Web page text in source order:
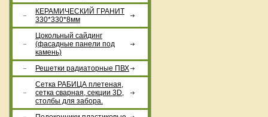
КЕРАМИЧЕСКИЙ ГРАНИТ
330*330*8мм
Цокольный сайдинг
(фасадные панели под
камень)
Решетки радиаторные ПВХ
Сетка РАБИЦА плетеная,
сетка сварная, секции 3D,
столбы для забора.